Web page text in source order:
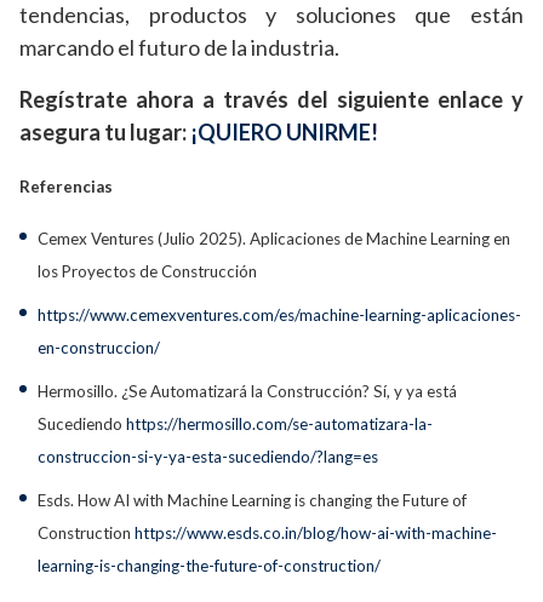
tendencias, productos y soluciones que están
marcando el futuro de la industria.
Regístrate ahora a través del siguiente enlace y
asegura tu lugar: ¡QUIERO UNIRME!
Referencias
Cemex Ventures (Julio 2025). Aplicaciones de Machine Learning en
los Proyectos de Construcción
https://www.cemexventures.com/es/machine-learning-aplicaciones-
en-construccion/
Hermosillo. ¿Se Automatizará la Construcción? Sí, y ya está
Sucediendo https://hermosillo.com/se-automatizara-la-
construccion-si-y-ya-esta-sucediendo/?lang=es
Esds. How AI with Machine Learning is changing the Future of
Construction https://www.esds.co.in/blog/how-ai-with-machine-
learning-is-changing-the-future-of-construction/